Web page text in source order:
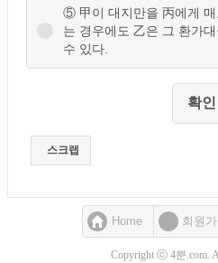
⑤ 甲이 대지만을 丙에게
는 경우에도 乙은 그 환가
수 있다.
스크랩
Home 회원가
Copyright ⓒ 4뿐.com.